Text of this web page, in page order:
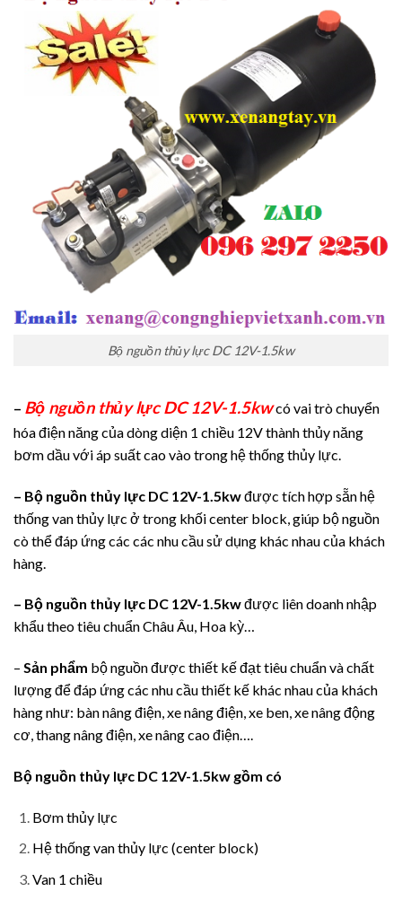
Bộ nguồn thủy lực DC 12V-1.5kw
– Bộ nguồn thủy lực DC 12V-1.5kwcó vai trò chuyển
hóa điện năng của dòng diện 1 chiều 12V thành thủy năng
bơm dầu với áp suất cao vào trong hệ thống thủy lực.
– Bộ nguồn thủy lực DC 12V-1.5kwđược tích hợp sẵn hệ
thống van thủy lực ở trong khối center block, giúp bộ nguồn
cò thể đáp ứng các các nhu cầu sử dụng khác nhau của khách
hàng.
– Bộ nguồn thủy lực DC 12V-1.5kwđược liên doanh nhập
khẩu theo tiêu chuẩn Châu Âu, Hoa kỳ…
– Sản phẩm bộ nguồn được thiết kế đạt tiêu chuẩn và chất
lượng để đáp ứng các nhu cầu thiết kế khác nhau của khách
hàng như: bàn nâng điện, xe nâng điện, xe ben, xe nâng động
cơ, thang nâng điện, xe nâng cao điện….
Bộ nguồn thủy lực DC 12V-1.5kw gồm có
Bơm thủy lực
Hệ thống van thủy lực (center block)
Van 1 chiều